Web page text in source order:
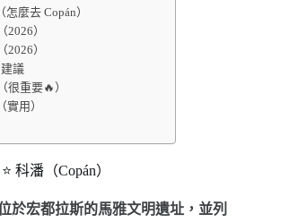
怎麼去 Copán）
2026）
2026）
議
很重要🔥）
用）
⭐ 科潘（Copán）
於宏都拉斯的馬雅文明遺址，並列